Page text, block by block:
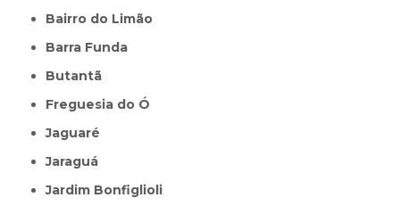
Bairro do Limão
Barra Funda
Butantã
Freguesia do Ó
Jaguaré
Jaraguá
Jardim Bonfiglioli